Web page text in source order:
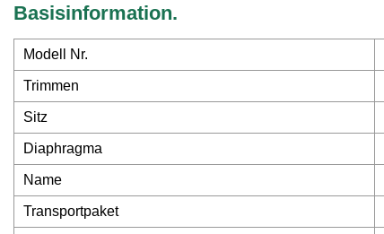
Basisinformation.
Modell Nr.
Trimmen
Sitz
Diaphragma
Name
Transportpaket